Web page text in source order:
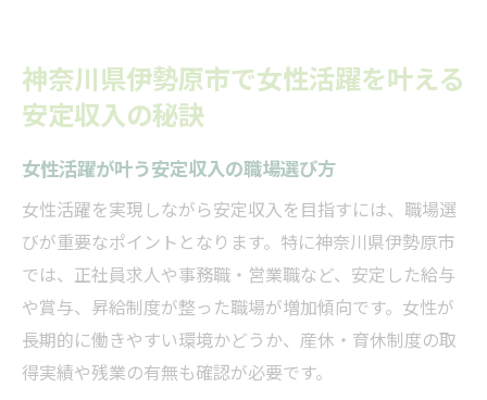
女性活躍と安定収入が期待できる企業の傾
向
安定収入を目指すなら女性活躍の現場を徹底解
女性活躍が輝く現場で安定収入を得るポイ
伊勢原市の女性活躍職場が安定収入に強い
理由
女性活躍の現場が収入安定に与える影響と
神奈川県伊勢原市で女性活躍を叶える
安定収入の秘訣
女性活躍が叶う安定収入の職場選び方
女性活躍を実現しながら安定収入を目指すには、職場選
びが重要なポイントとなります。特に神奈川県伊勢原市
では、正社員求人や事務職・営業職など、安定した給与
や賞与、昇給制度が整った職場が増加傾向です。女性が
長期的に働きやすい環境かどうか、産休・育休制度の取
得実績や残業の有無も確認が必要です。